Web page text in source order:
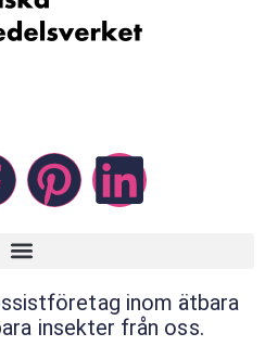
inom ätbara
insekter från oss.